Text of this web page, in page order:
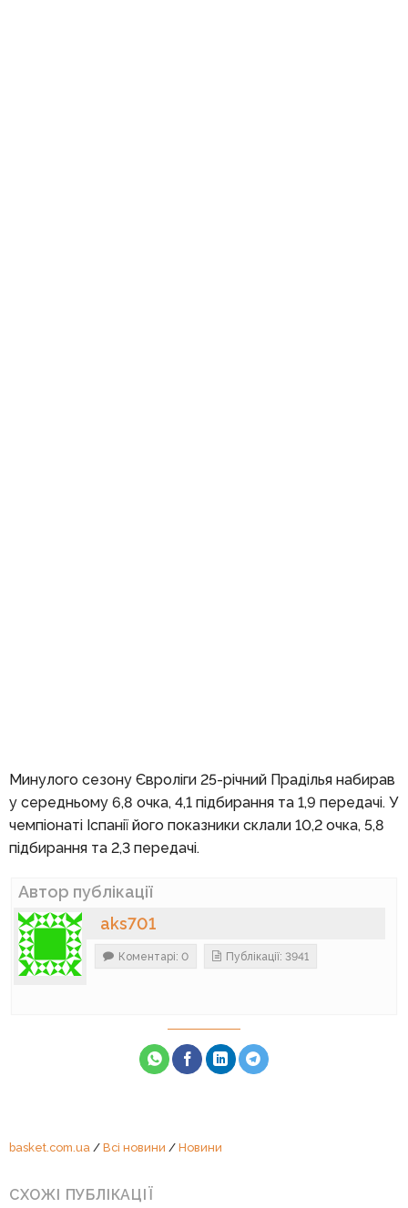
Минулого сезону Євроліги 25-річний Праділья набирав
у середньому 6,8 очка, 4,1 підбирання та 1,9 передачі. У
чемпіонаті Іспанії його показники склали 10,2 очка, 5,8
підбирання та 2,3 передачі.
Автор публікації
aks701
Коментарі: 0 Публікації: 3941
basket.com.ua/ Всі новини / Новини
СХОЖІ ПУБЛІКАЦІЇ